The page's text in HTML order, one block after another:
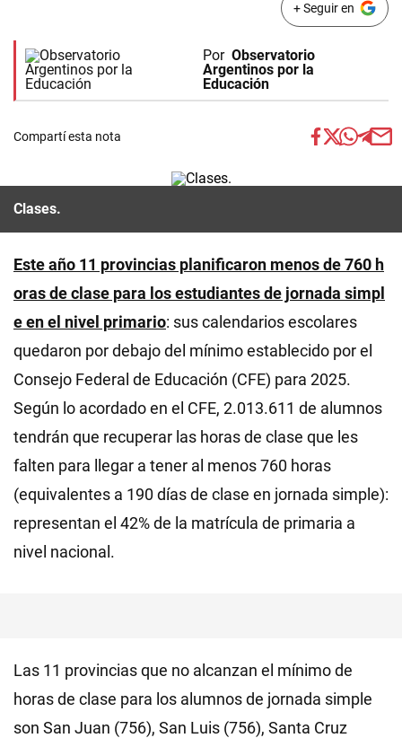
+ Seguir en
Por Observatorio
Argentinos por la
Educación
Compartí esta nota
Clases.
Este año 11 provincias planificaron menos de 760 h
oras de clase para los estudiantes de jornada simpl
e en el nivel primario: sus calendarios escolares
quedaron por debajo del mínimo establecido por el
Consejo Federal de Educación (CFE) para 2025.
Según lo acordado en el CFE, 2.013.611 de alumnos
tendrán que recuperar las horas de clase que les
falten para llegar a tener al menos 760 horas
(equivalentes a 190 días de clase en jornada simple):
representan el 42% de la matrícula de primaria a
nivel nacional.
Las 11 provincias que no alcanzan el mínimo de
horas de clase para los alumnos de jornada simple
son San Juan (756), San Luis (756), Santa Cruz